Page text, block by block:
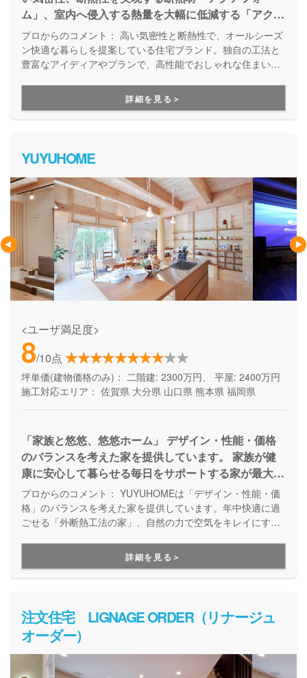
ム」、室内へ侵入する熱量を大幅に低減する「アクア
シルバーウォールライト」など独自工法でオールシー
ズン快適な暮らしをご提供します。
プロからのコメント： 高い気密性と断熱性で、オールシーズ
ン快適な暮らしを提案している住宅ブランド。独自の工法と
豊富なアイディアやプランで、高性能でおしゃれな住まいを
詳細を見る＞
YUYUHOME
<ユーザ満足度>
8/10点
坪単価(建物価格のみ)： 二階建: 2300万円、 平屋: 2400万円
施工対応エリア： 佐賀県 大分県 山口県 熊本県 福岡県
「家族と悠悠、悠悠ホーム」 デザイン・性能・価格
のバランスを考えた家を提供しています。 家族が健
康に安心して暮らせる毎日をサポートする家が最大の
コンセプトです。 身体に優しい住空間と、ライフス
タイルに合わせた自由設計に自信があります。
プロからのコメント： YUYUHOMEは「デザイン・性能・価
格」のバランスを考えた家を提供しています。年中快適に過
ごせる「外断熱工法の家」、自然の力で空気をキレイにする
族の快適な暮らしと健康を考えた家づくりをしています。設
計～施工まで自社で一貫して行っている点も強みで、性能の
高い住まいを実現しています。
詳細を見る＞
注文住宅 LiGNAGE ORDER（リナージュ
オーダー）